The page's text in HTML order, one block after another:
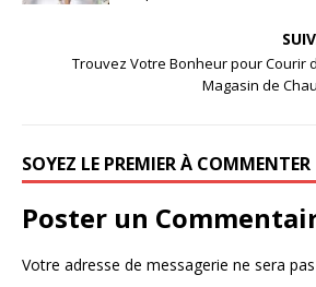
Trouvez Votre Bonheur pour Courir
Magasin de
SOYEZ LE PREMIER À COMMENTER
Poster un
Votre adresse de messagerie ne sera